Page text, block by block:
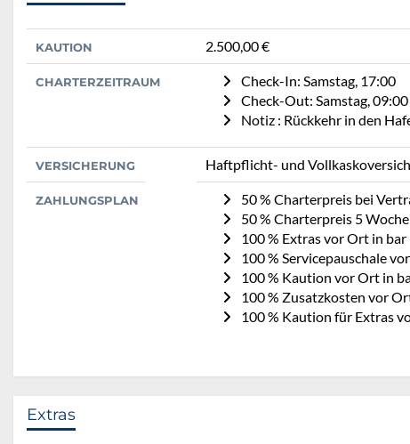
KAUTION 2.500,00 €
CHARTERZEITRAUM
Check-In: Samstag, 17:00
Check-Out: Samstag, 09:00
Notiz : Rückkehr in den
VERSICHERUNG Haftpflicht- und
ZAHLUNGSPLAN
50 % Charterpreis bei
50 % Charterpreis 5
100 % Extras vor Ort in bar
100 % Servicepauschale
100 % Kaution vor Ort in
100 % Zusatzkosten vor
100 % Kaution für Extras
Extras